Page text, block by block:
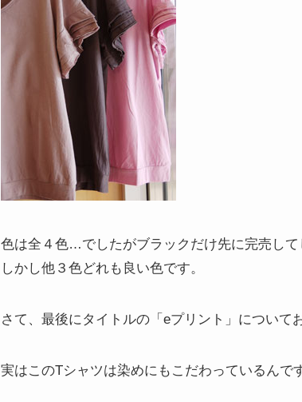
色は全４色…でしたがブラックだけ先に完売して
しかし他３色どれも良い色です。
さて、最後にタイトルの「eプリント」について
実はこのTシャツは染めにもこだわっているんで